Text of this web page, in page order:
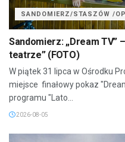
SANDOMIERZ/STASZÓW /
Sandomierz: „Dream TV”
teatrze” (FOTO)
W piątek 31 lipca w Ośrodku
miejsce finałowy pokaz
programu "Lato...
2026-08-05